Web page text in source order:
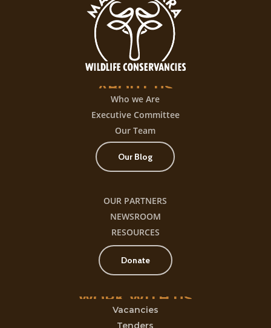
ABOUT US
Who we Are
Executive Committee
Our Team
Our Blog
OUR PARTNERS
NEWSROOM
RESOURCES
Donate
WORK WITH US
Vacancies
Tenders